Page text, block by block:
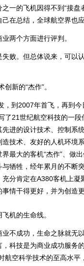
一的飞机因得不到“接
在总结，全球航空界也
两个方面进行评判。
。但总体说来，可以
新的“杰作”。
到2007年首飞，再到今
了21世纪航空科技的一
进的设计技术、控制系
技术、友好的人机环境
最大的客机“杰作”、做
牺牲，经年累月的不断
分肯定在A380客机上
情干得更好，并为创造
机的生命线。
成功，生命之脉就无以
科技是为商业成功服务
航空科学技术的至高水